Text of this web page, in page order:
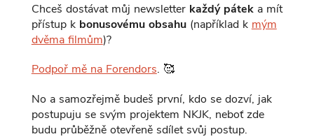
Chceš dostávat můj newsletter každý páteka mít
přístup k bonusovému obsahu(například k mým
dvěma filmům)?
Podpoř mě na Forendors. 🥰
No a samozřejmě budeš první, kdo se dozví, jak
postupuju se svým projektem NKJK, neboť zde
budu průběžně otevřeně sdílet svůj postup.